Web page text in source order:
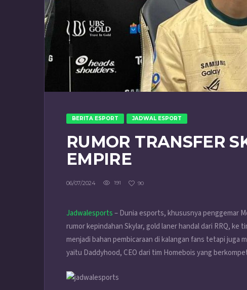
BERITA ESPORT JADWAL ESPORT
RUMOR TRANSFER
EMPIRE
06/07/2024 191 90
Jadwalesports– Dunia esports, khususnya penggemar
rumor kepindahan Skylar, gold laner handal dari RRQ, ke
menjadi bahan pembicaraan di kalangan fans tetapi juga
yaitu Daddyhood, CEO dari tim Homebois yang